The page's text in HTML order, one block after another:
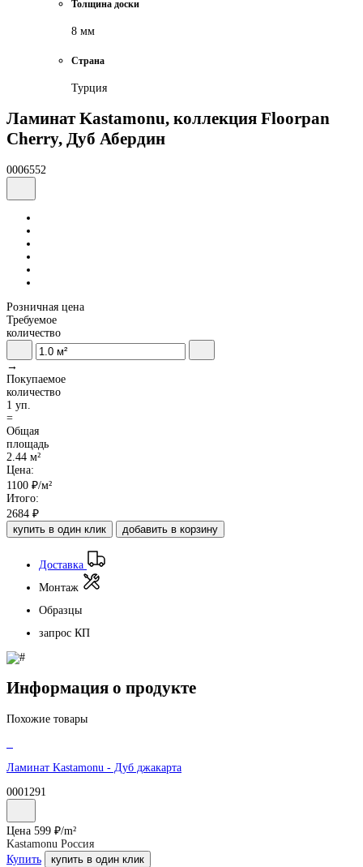
Толщина доски
8 мм
Страна
Турция
Ламинат Kastamonu, коллекция Floorpan
Cherry, Дуб Абердин
0006552
Розничная цена
Требуемое
количество
→
Покупаемое
количество
1 уп.
=
Общая
площадь
2.44 м²
Цена:
1100 ₽/м²
Итого:
2684 ₽
купить в один клик
добавить в корзину
Доставка
Монтаж
Образцы
запрос КП
Информация о продукте
Похожие товары
Ламинат Kastamonu - Дуб джакарта
0001291
Цена 599 ₽/m²
Kastamonu Россия
Купить
купить в один клик